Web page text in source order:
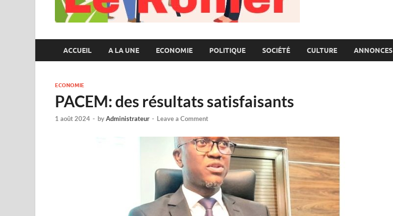
ACCUEIL A LA UNE ECONOMIE POLITIQUE SOCIÉTÉ CULTURE ANNONCES
ECONOMIE
PACEM: des résultats satisfaisants
1 août 2024 - byAdministrateur - Leave a Comment